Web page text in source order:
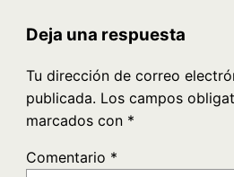
Deja una respuesta
Tu dirección de correo
publicada. Los campos
marcados con *
Comentario *